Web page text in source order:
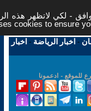
- لكي لاتظهر هذه
cookies to ensure
- اخبار الرياضة - اخبار
للموقع - ادعمونا